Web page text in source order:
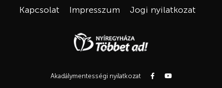
Kapcsolat Impresszum Jogi nyilatkozat
Akadálymentességi nyilatkozat